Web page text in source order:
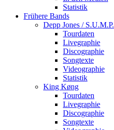
Statistik
Frühere Bands
Depp Jones / S.U.M.P.
Tourdaten
Livegraphie
Discographie
Songtexte
Videographie
Statistik
King Køng
Tourdaten
Livegraphie
Discographie
Songtexte